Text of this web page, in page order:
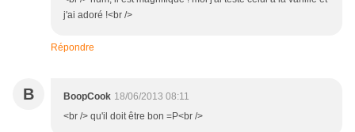
j'ai adoré !<br />
Répondre
B BoopCook 18/06/2013 08:11
<br /> qu'il doit être bon =P<br />